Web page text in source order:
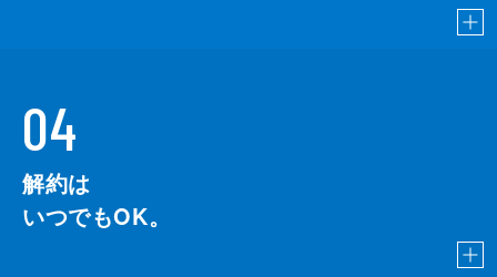
04
解約は
いつでもOK。